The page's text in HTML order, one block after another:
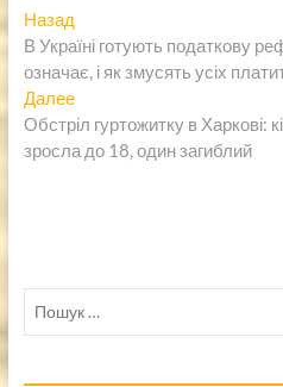
Навигация
по
записям
НазадПредыдущая
запись:
В Україні готують податкову
означає, і як змусять усіх
ДалееСледующая
запись:
Обстріл гуртожитку в Харкові:
зросла до 18, один загиблий